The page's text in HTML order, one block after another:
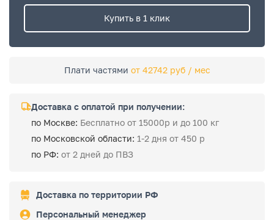
Купить в 1 клик
Плати частями от 42742 руб / мес
Доставка с оплатой при получении:
по Москве: Бесплатно от 15000р и до 100 кг
по Московской области: 1-2 дня от 450 р
по РФ: от 2 дней до ПВЗ
Доставка по территории РФ
Персональный менеджер